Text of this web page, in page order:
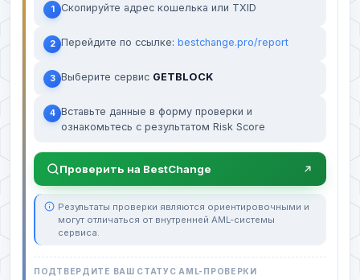
1 Скопируйте адрес кошелька или TXID
2 Перейдите по ссылке: bestchange.pro/report
3 Выберите сервис GETBLOCK
4 Вставьте данные в форму проверки и
ознакомьтесь с результатом Risk Score
Проверить на BestChange
Результаты проверки являются ориентировочными и
могут отличаться от внутренней AML-системы
сервиса.
ПОДТВЕРДИТЕ ВАШ СТАТУС AML-ПРОВЕРКИ